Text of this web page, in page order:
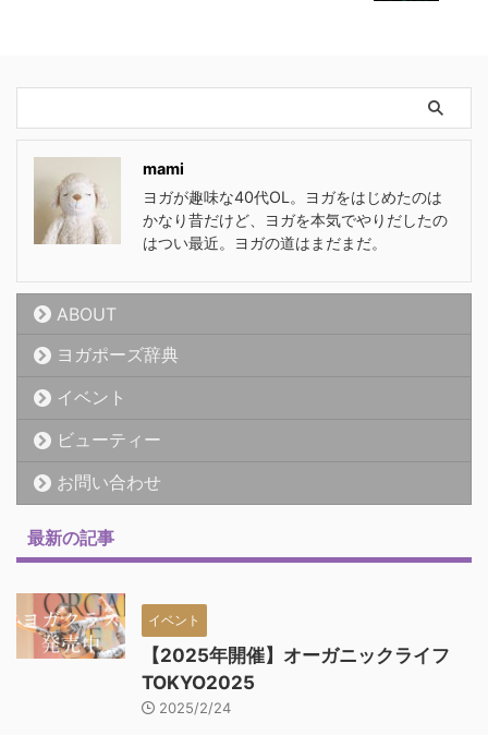
mami
ヨガが趣味な40代OL。ヨガをはじめたのは
かなり昔だけど、ヨガを本気でやりだしたの
はつい最近。ヨガの道はまだまだ。
ABOUT
ヨガポーズ辞典
イベント
ビューティー
お問い合わせ
最新の記事
イベント
【2025年開催】オーガニックライフ
TOKYO2025
2025/2/24